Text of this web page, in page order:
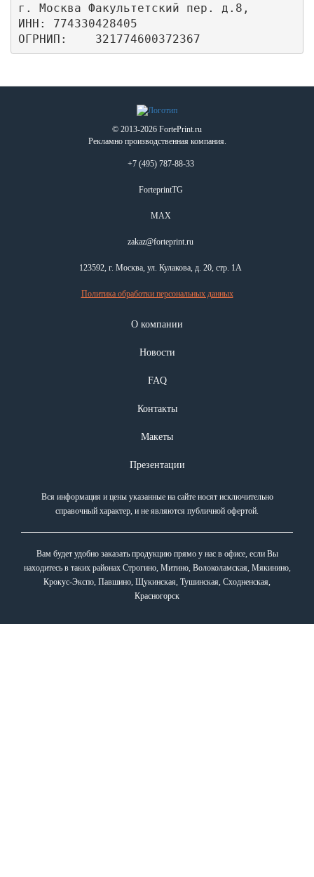
г. Москва Факультетский пер. д.8,
ИНН: 774330428405
ОГРНИП:    321774600372367
© 2013-2026 FortePrint.ru
Рекламно производственная компания.
+7 (495) 787-88-33
ForteprintTG
MAX
zakaz@forteprint.ru
123592, г. Москва, ул. Кулакова, д. 20, стр. 1А
Политика обработки персональных данных
О компании
Новости
FAQ
Контакты
Макеты
Презентации
Вся информация и цены указанные на сайте носят исключительно
справочный характер, и не являются публичной офертой.
Вам будет удобно заказать продукцию прямо у нас в офисе, если Вы
находитесь в таких районах Строгино, Митино, Волоколамская, Мякинино,
Крокус-Экспо, Павшино, Щукинская, Тушинская, Сходненская,
Красногорск